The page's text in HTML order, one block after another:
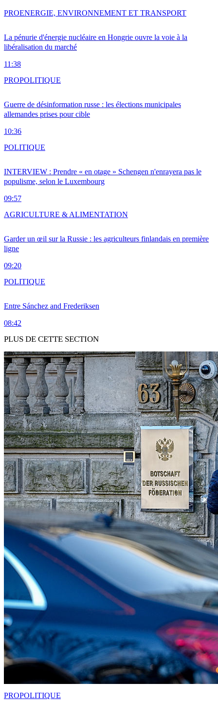
La pénurie d'énergie nucléaire en Hongrie ouvre la voie à la
libéralisation du marché
11:38
PROENERGIE, ENVIRONNEMENT ET TRANSPORT
Guerre de désinformation russe : les élections municipales
allemandes prises pour cible
10:36
PROPOLITIQUE
INTERVIEW : Prendre « en otage » Schengen n'enrayera pas le
populisme, selon le Luxembourg
09:57
POLITIQUE
Garder un œil sur la Russie : les agriculteurs finlandais en première
ligne
09:20
AGRICULTURE & ALIMENTATION
Entre Sánchez and Frederiksen
08:42
POLITIQUE
PLUS DE CETTE SECTION
PROPOLITIQUE